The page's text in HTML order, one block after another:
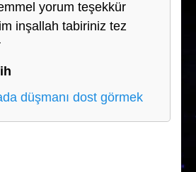
yorum teşekkür
inşallah tabiriniz tez
düşmanı dost görmek